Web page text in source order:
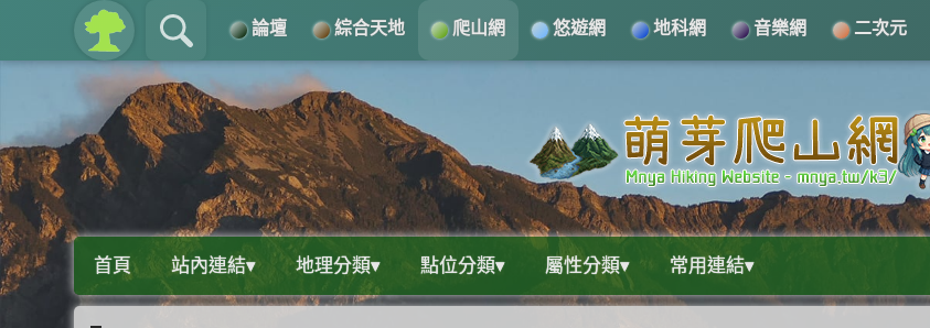
論壇 綜合天地 爬山網 悠遊網 地科網 音樂網 二次元
關於 導覽
首頁 站內連結▾ 地理分類▾ 點位分類▾ 屬性分類▾ 常用連結▾